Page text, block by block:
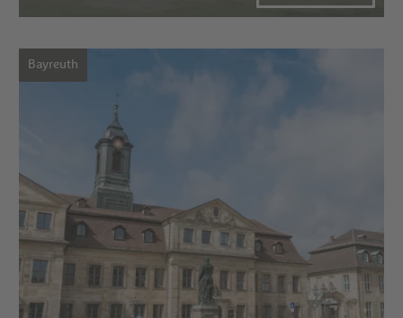
Bayreuth